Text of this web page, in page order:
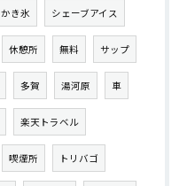
かき氷 シェーブアイス
休憩所 無料 サップ
多賀 湯河原 車
楽天トラベル
喫煙所 トリバゴ